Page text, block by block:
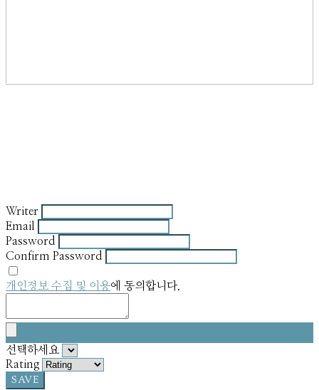
Writer
Email
Password
Confirm Password
개인정보 수집 및 이용에 동의합니다.
선택하세요
Rating
SAVE